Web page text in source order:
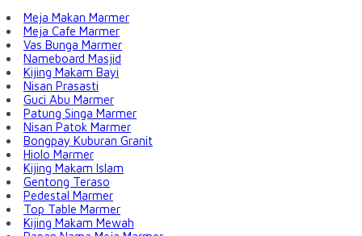
Meja Makan Marmer
Meja Cafe Marmer
Vas Bunga Marmer
Nameboard Masjid
Kijing Makam Bayi
Nisan Prasasti
Guci Abu Marmer
Patung Singa Marmer
Nisan Patok Marmer
Bongpay Kuburan Granit
Hiolo Marmer
Kijing Makam Islam
Gentong Teraso
Pedestal Marmer
Top Table Marmer
Kijing Makam Mewah